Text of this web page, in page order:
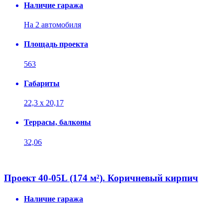
Наличие гаража
На 2 автомобиля
Площадь проекта
563
Габариты
22,3 х 20,17
Террасы, балконы
32,06
Проект 40-05L (174 м²). Коричневый кирпич
Наличие гаража